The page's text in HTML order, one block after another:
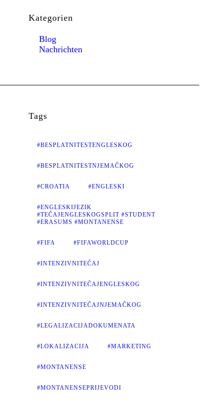
Kategorien
Blog
Nachrichten
Tags
#BESPLATNITESTENGLESKOG
#BESPLATNITESTNJEMAČKOG
#CROATIA #ENGLESKI
#ENGLESKIJEZIK
#TEČAJENGLESKOGSPLIT #STUDENT
#ERASUMS #MONTANENSE
#FIFA #FIFAWORLDCUP
#INTENZIVNITEČAJ
#INTENZIVNITEČAJENGLESKOG
#INTENZIVNITEČAJNJEMAČKOG
#LEGALIZACIJADOKUMENATA
#LOKALIZACIJA #MARKETING
#MONTANENSE
#MONTANENSEPRIJEVODI